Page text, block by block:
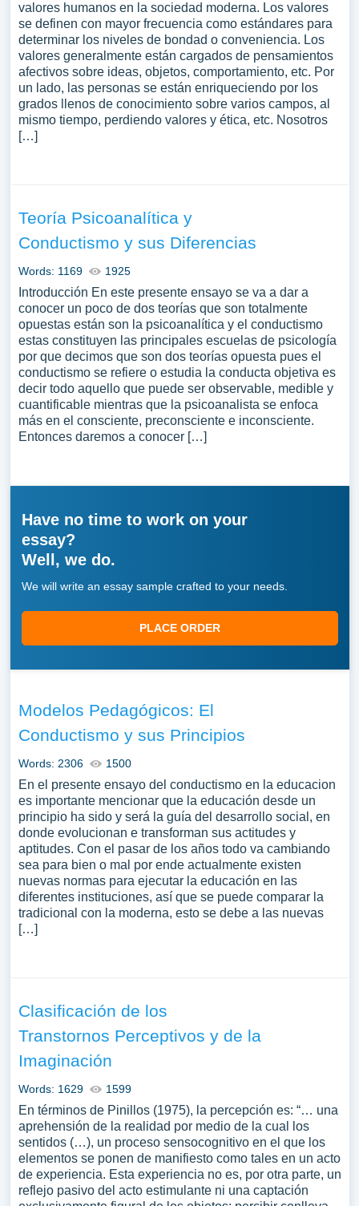
valores humanos en la sociedad moderna. Los valores
se definen con mayor frecuencia como estándares para
determinar los niveles de bondad o conveniencia. Los
valores generalmente están cargados de pensamientos
afectivos sobre ideas, objetos, comportamiento, etc. Por
un lado, las personas se están enriqueciendo por los
grados llenos de conocimiento sobre varios campos, al
mismo tiempo, perdiendo valores y ética, etc. Nosotros
[…]
Teoría Psicoanalítica y
Conductismo y sus Diferencias
Words: 1169 1925
Introducción En este presente ensayo se va a dar a
conocer un poco de dos teorías que son totalmente
opuestas están son la psicoanalítica y el conductismo
estas constituyen las principales escuelas de psicología
por que decimos que son dos teorías opuesta pues el
conductismo se refiere o estudia la conducta objetiva es
decir todo aquello que puede ser observable, medible y
cuantificable mientras que la psicoanalista se enfoca
más en el consciente, preconsciente e inconsciente.
Entonces daremos a conocer […]
Have no time to work on your
essay?
Well, we do.
We will write an essay sample crafted to your needs.
PLACE ORDER
Modelos Pedagógicos: El
Conductismo y sus Principios
Words: 2306 1500
En el presente ensayo del conductismo en la educacion
es importante mencionar que la educación desde un
principio ha sido y será la guía del desarrollo social, en
donde evolucionan e transforman sus actitudes y
aptitudes. Con el pasar de los años todo va cambiando
sea para bien o mal por ende actualmente existen
nuevas normas para ejecutar la educación en las
diferentes instituciones, así que se puede comparar la
tradicional con la moderna, esto se debe a las nuevas
[…]
Clasificación de los
Transtornos Perceptivos y de la
Imaginación
Words: 1629 1599
En términos de Pinillos (1975), la percepción es: “… una
aprehensión de la realidad por medio de la cual los
sentidos (…), un proceso sensocognitivo en el que los
elementos se ponen de manifiesto como tales en un acto
de experiencia. Esta experiencia no es, por otra parte, un
reflejo pasivo del acto estimulante ni una captación